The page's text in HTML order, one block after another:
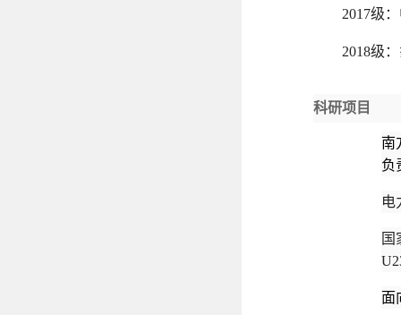
2017级
2018级
科研项目
南
负
电
国
面